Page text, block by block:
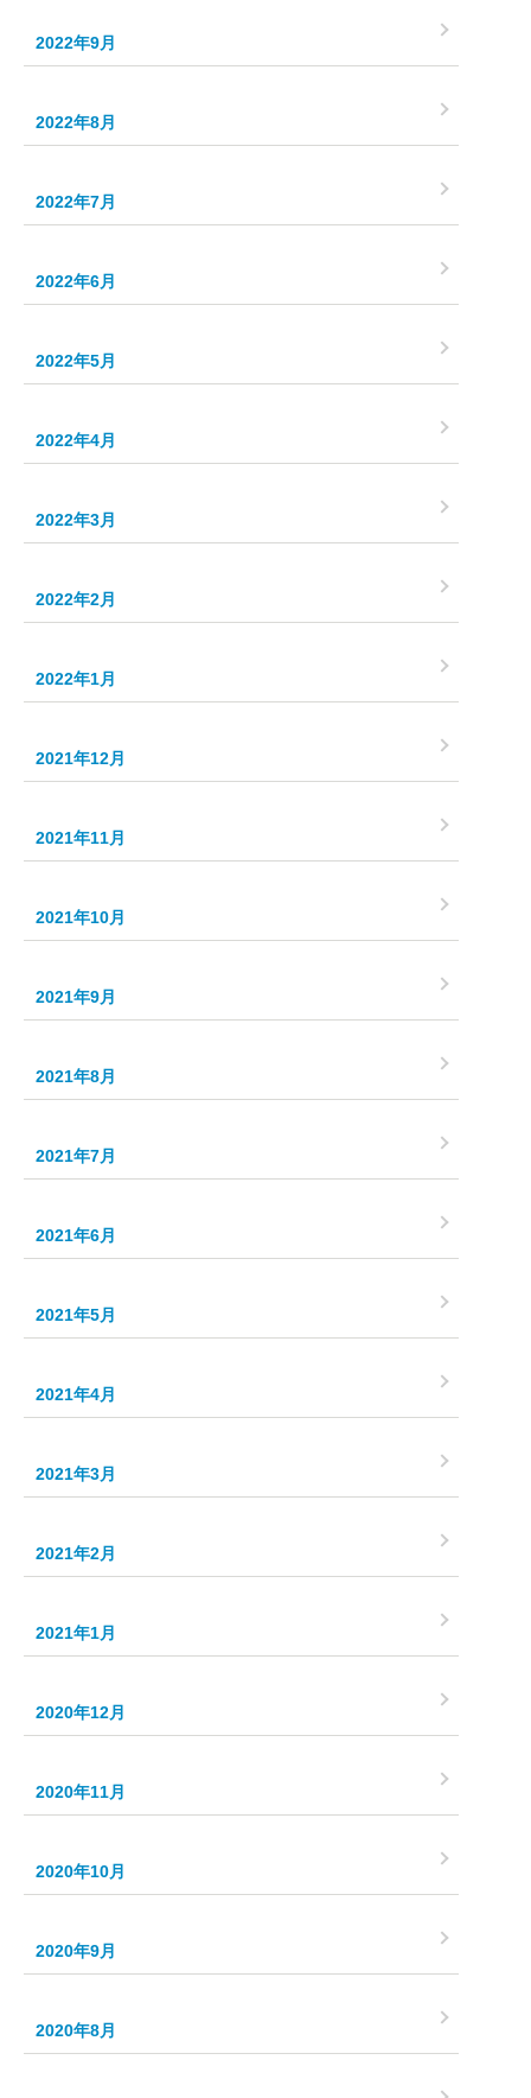
2022年9月
2022年8月
2022年7月
2022年6月
2022年5月
2022年4月
2022年3月
2022年2月
2022年1月
2021年12月
2021年11月
2021年10月
2021年9月
2021年8月
2021年7月
2021年6月
2021年5月
2021年4月
2021年3月
2021年2月
2021年1月
2020年12月
2020年11月
2020年10月
2020年9月
2020年8月